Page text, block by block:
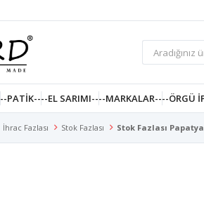
--PATIK----EL SARIMI----MARKALAR----ÖRGÜ
İhrac Fazlası Stok Fazlası Stok Fazlası